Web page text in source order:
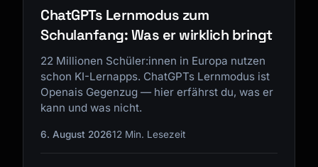
ChatGPTs Lernmodus zum
Schulanfang: Was er wirklich bringt
22 Millionen Schüler:innen in Europa nutzen
schon KI-Lernapps. ChatGPTs Lernmodus ist
Openais Gegenzug — hier erfährst du, was er
kann und was nicht.
6. August 202612 Min. Lesezeit